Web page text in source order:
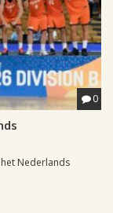
0
Nederlands